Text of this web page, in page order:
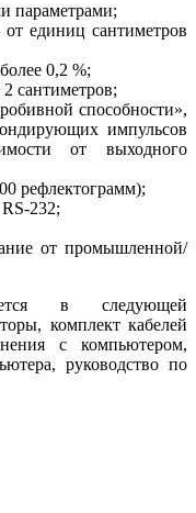
параметрами;
единиц сантиметров
0,2 %;
сантиметров;
способности»,
импульсов
от выходного
рефлектограмм);
232;
от промышленной/
в следующей
комплект кабелей
с компьютером,
руководство по